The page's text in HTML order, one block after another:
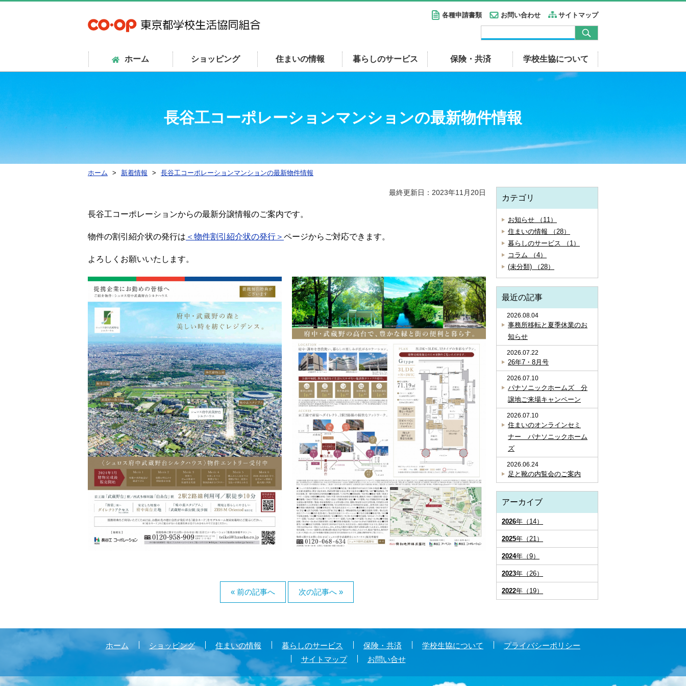
各種申請書類 お問い合わせ サイトマップ
ホーム ショッピング 住まいの情報 暮らしのサービス 保険・共済 学校生協について
長谷工コーポレーションマンションの最新物件情報
ホーム 新着情報 長谷工コーポレーションマンションの最新物件情報
最終更新日：2023年11月20日
長谷工コーポレーションからの最新分譲情報のご案内です。
物件の割引紹介状の発行は ＜物件割引紹介状の発行＞ ページからご対応できます。
よろしくお願いいたします。
« 前の記事へ 次の記事へ »
カテゴリ
お知らせ （11）
住まいの情報 （28）
暮らしのサービス （1）
コラム （4）
(未分類) （28）
最近の記事
2026.08.04
事務所移転と夏季休業のお
知らせ
2026.07.22
26年7・8月号
2026.07.10
パナソニックホームズ 分
譲地ご来場キャンペーン
2026.07.10
住まいのオンラインセミ
ナー パナソニックホーム
ズ
2026.06.24
足と靴の内覧会のご案内
アーカイブ
2026年（14）
2025年（21）
2024年（9）
2023年（26）
2022年（19）
ホーム ショッピング 住まいの情報 暮らしのサービス 保険・共済 学校生協について
プライバシーポリシー
サイトマップ
お問い合せ